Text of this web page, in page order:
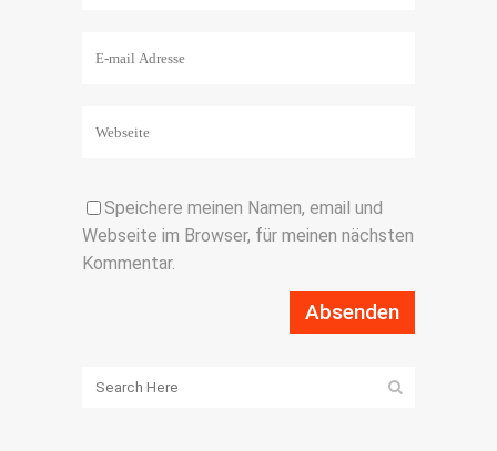
Speichere meinen Namen, email und
Webseite im Browser, für meinen nächsten
Kommentar.